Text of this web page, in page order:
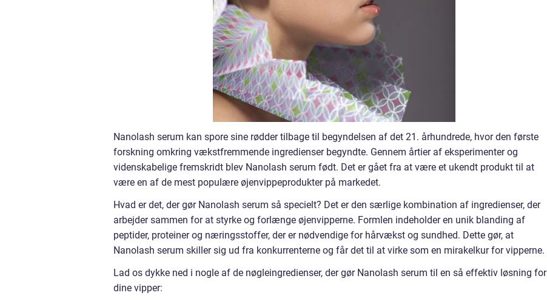
Nanolash serum kan spore sine rødder tilbage til begyndelsen af det 21. århundrede, hvor den første
forskning omkring vækstfremmende ingredienser begyndte. Gennem årtier af eksperimenter og
videnskabelige fremskridt blev Nanolash serum født. Det er gået fra at være et ukendt produkt til at
være en af de mest populære øjenvippeprodukter på markedet.
Hvad er det, der gør Nanolash serum så specielt? Det er den særlige kombination af ingredienser, der
arbejder sammen for at styrke og forlænge øjenvipperne. Formlen indeholder en unik blanding af
peptider, proteiner og næringsstoffer, der er nødvendige for hårvækst og sundhed. Dette gør, at
Nanolash serum skiller sig ud fra konkurrenterne og får det til at virke som en mirakelkur for vipperne.
Lad os dykke ned i nogle af de nøgleingredienser, der gør Nanolash serum til en så effektiv løsning for
dine vipper: